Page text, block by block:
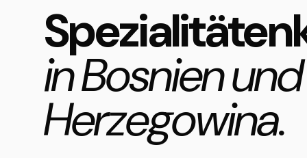
in Bosnien und
Herzegowina.